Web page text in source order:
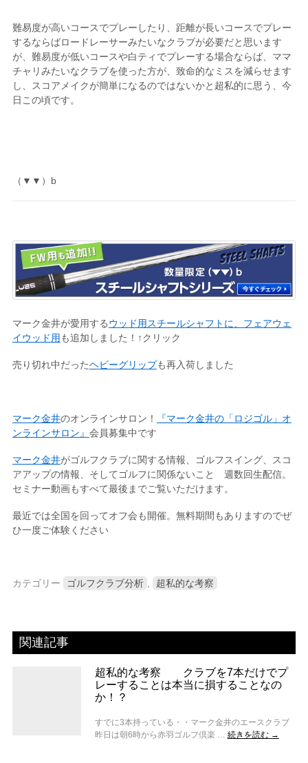
難易度が高いコースでプレーしたり、距離が長いコースでプレー
するならばロードレーサーみたいなクラブが必要だと思います
が、難易度が低いコースや白ティでプレーする場合ならば、ママ
チャリみたいなクラブを使った方が、致命的なミスを減らせます
し、スコアメイクが簡単になるのではないかと超私的に思う、今
日この頃です。
（▼▼）b
マーク金井が愛用するウッド用スチールシャフトに、フェアウェ
イウッド用 も追加しました！↑クリック
売り切れ中だったヘビーグリップも再入荷しました
マーク金井のオンラインサロン！
『マーク金井の「ロジゴル」オ
ンラインサロン』 会員募集中です
マーク金井がゴルフクラブに関する情報、ゴルフスイング、スコ
アアップの情報、そしてゴルフに関係ないこと 週数回生配信。
セミナー動画もすべて最後までご覧いただけます。
最近では全国を回ってオフ会も開催。無料期間もありますのでぜ
ひ一度ご体験ください
カテゴリー ゴルフクラブ分析 超私的な考察
関連記事
超私的な考察 クラブを7本だけでプ
レーすることは本当に損することなの
か！？
すでに3本持っている・・マーク金井のエースクラブ
昨日は朝6時から赤羽ゴルフ倶楽 … 続きを読む →